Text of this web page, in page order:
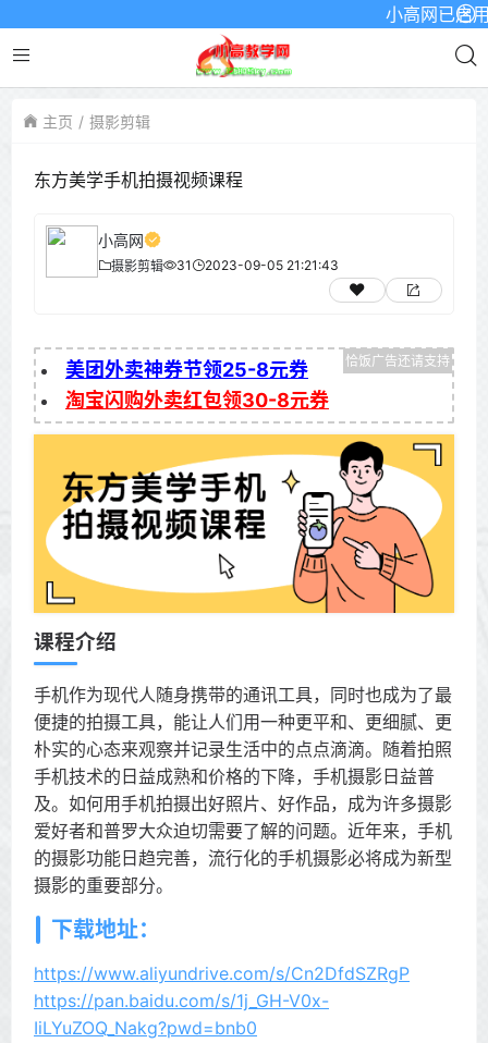
小高网已启用
主页 摄影剪辑
东方美学手机拍摄视频课程
小高网
摄影剪辑 31 2023-09-05 21:21:43
美团外卖神券节领25-8元券
淘宝闪购外卖红包领30-8元券
课程介绍
手机作为现代人随身携带的通讯工具，同时也成为了最
便捷的拍摄工具，能让人们用一种更平和、更细腻、更
朴实的心态来观察并记录生活中的点点滴滴。随着拍照
手机技术的日益成熟和价格的下降，手机摄影日益普
及。如何用手机拍摄出好照片、好作品，成为许多摄影
爱好者和普罗大众迫切需要了解的问题。近年来，手机
的摄影功能日趋完善，流行化的手机摄影必将成为新型
摄影的重要部分。
下载地址：
https://www.aliyundrive.com/s/Cn2DfdSZRgP
https://pan.baidu.com/s/1j_GH-V0x-
IiLYuZOQ_Nakg?pwd=bnb0